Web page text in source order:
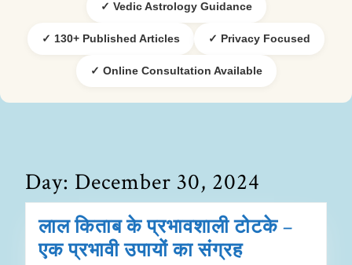
✓ Vedic Astrology Guidance
✓ 130+ Published Articles ✓ Privacy Focused
✓ Online Consultation Available
Day: December 30, 2024
लाल किताब के प्रभावशाली टोटके –
एक प्रभावी उपायों का संग्रह